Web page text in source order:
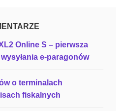
Online S – pierwsza
e-paragonów
o terminalach
fiskalnych